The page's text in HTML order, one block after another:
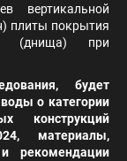
вертикальной
плиты покрытия
(днища) при
будет
о категории
конструкций
материалы,
рекомендации